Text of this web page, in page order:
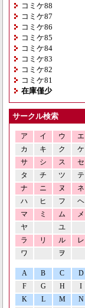
コミケ88
コミケ87
コミケ86
コミケ85
コミケ84
コミケ83
コミケ82
コミケ81
在庫僅少
サークル検索
ア イ ウ エ
カ
キ ク ケ
サ
シ ス セ
タ
チ ツ テ
ナ
ニ ヌ ネ
ハ
ヒ フ ヘ
マ
ミ ム メ
ヤ
ユ
ラ
リ ル レ
ワ
ヲ
A B C D
F
G H I
K
L M N